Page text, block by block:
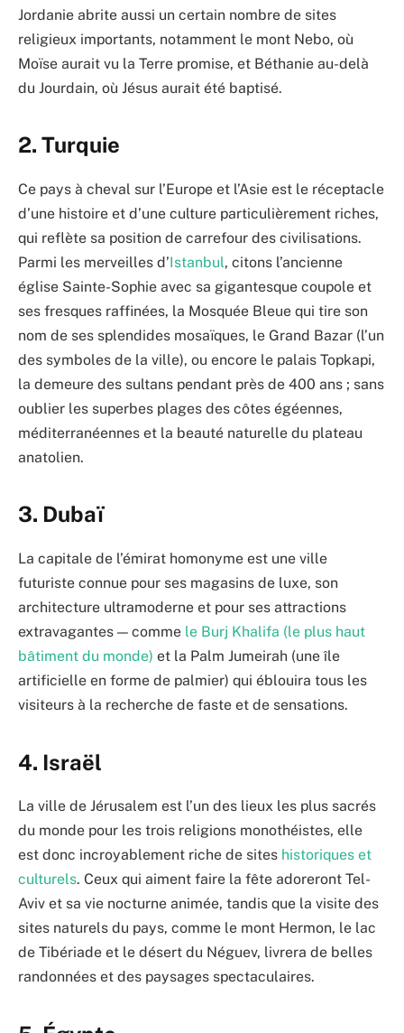
Jordanie abrite aussi un certain nombre de sites
religieux importants, notamment le mont Nebo, où
Moïse aurait vu la Terre promise, et Béthanie au-delà
du Jourdain, où Jésus aurait été baptisé.
2. Turquie
Ce pays à cheval sur l’Europe et l’Asie est le réceptacle
d’une histoire et d’une culture particulièrement riches,
qui reflète sa position de carrefour des civilisations.
Parmi les merveilles d’Istanbul, citons l’ancienne
église Sainte-Sophie avec sa gigantesque coupole et
ses fresques raffinées, la Mosquée Bleue qui tire son
nom de ses splendides mosaïques, le Grand Bazar (l’un
des symboles de la ville), ou encore le palais Topkapi,
la demeure des sultans pendant près de 400 ans ; sans
oublier les superbes plages des côtes égéennes,
méditerranéennes et la beauté naturelle du plateau
anatolien.
3. Dubaï
La capitale de l’émirat homonyme est une ville
futuriste connue pour ses magasins de luxe, son
architecture ultramoderne et pour ses attractions
extravagantes — comme le Burj Khalifa (le plus haut
bâtiment du monde) et la Palm Jumeirah (une île
artificielle en forme de palmier) qui éblouira tous les
visiteurs à la recherche de faste et de sensations.
4. Israël
La ville de Jérusalem est l’un des lieux les plus sacrés
du monde pour les trois religions monothéistes, elle
est donc incroyablement riche de sites historiques et
culturels. Ceux qui aiment faire la fête adoreront Tel-
Aviv et sa vie nocturne animée, tandis que la visite des
sites naturels du pays, comme le mont Hermon, le lac
de Tibériade et le désert du Néguev, livrera de belles
randonnées et des paysages spectaculaires.